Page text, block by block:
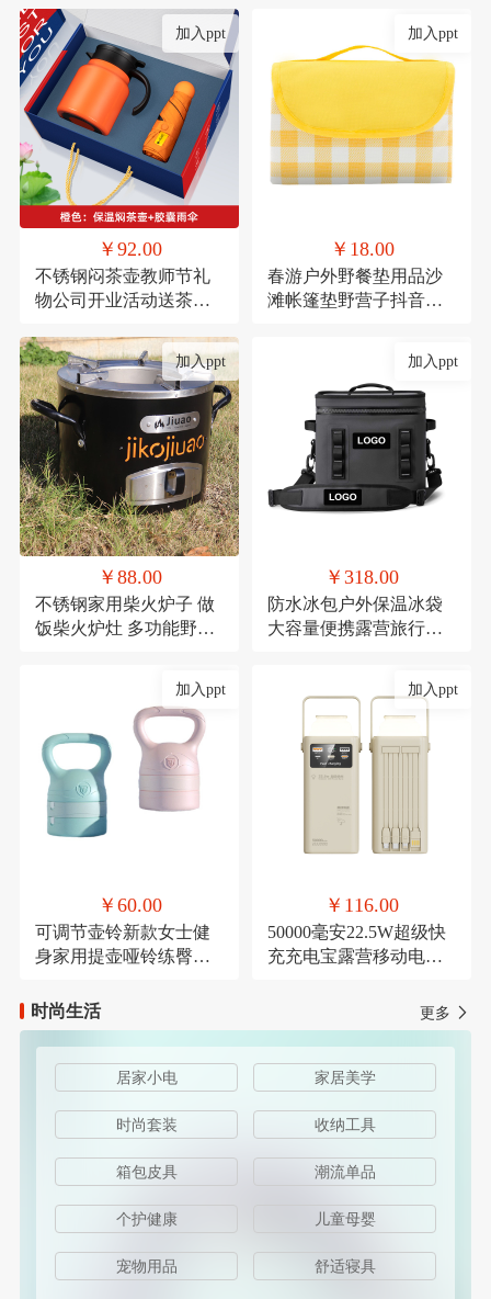
加入ppt
￥92.00
不锈钢闷茶壶教师节礼
物公司开业活动送茶具
加入ppt
￥18.00
春游户外野餐垫用品沙
滩帐篷垫野营子抖音网
加入ppt
￥88.00
不锈钢家用柴火炉子 做
饭柴火炉灶 多功能野餐
加入ppt
￥318.00
防水冰包户外保温冰袋
大容量便携露营旅行保
加入ppt
￥60.00
可调节壶铃新款女士健
身家用提壶哑铃练臀翘
加入ppt
￥116.00
50000毫安22.5W超级快
充充电宝露营移动电源
时尚生活
更多
居家小电 家居美学
时尚套装 收纳工具
箱包皮具 潮流单品
个护健康 儿童母婴
宠物用品 舒适寝具